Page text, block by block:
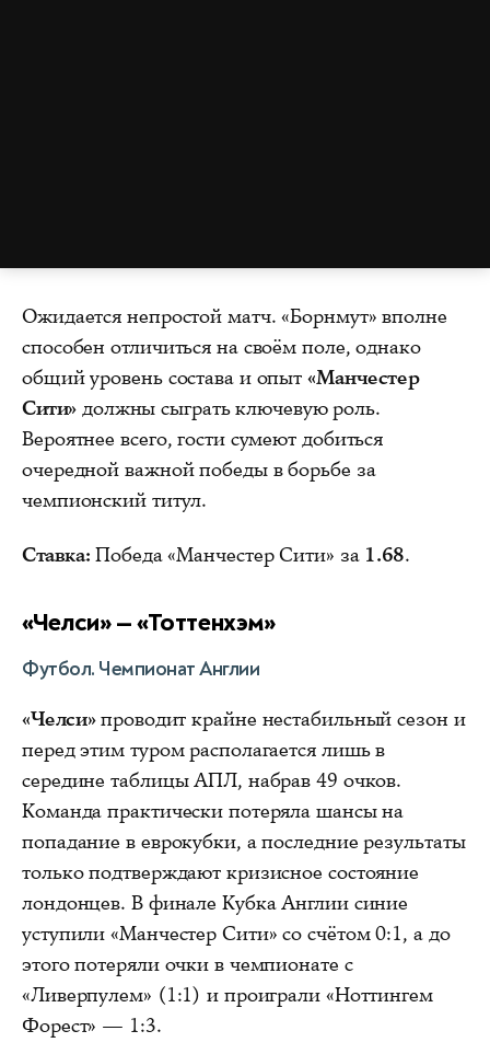
Ожидается непростой матч. «Борнмут» вполне
способен отличиться на своём поле, однако
общий уровень состава и опыт«Манчестер
Сити» должны сыграть ключевую роль.
Вероятнее всего, гости сумеют добиться
очередной важной победы в борьбе за
чемпионский титул.
Ставка: Победа «Манчестер Сити» за 1.68.
«Челси» — «Тоттенхэм»
Футбол. Чемпионат Англии
«Челси»проводит крайне нестабильный сезон и
перед этим туром располагается лишь в
середине таблицы АПЛ, набрав 49 очков.
Команда практически потеряла шансы на
попадание в еврокубки, а последние результаты
только подтверждают кризисное состояние
лондонцев. В финале Кубка Англии синие
уступили «Манчестер Сити» со счётом 0:1, а до
этого потеряли очки в чемпионате с
«Ливерпулем» (1:1) и проиграли «Ноттингем
Форест» — 1:3.